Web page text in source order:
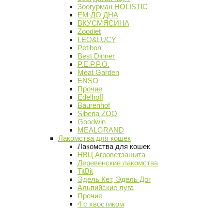
Зоогурман HOLISTIC
ЕМ ДО ДНА
ВКУСМЯСИНА
Zoodiet
LEO&LUCY
Petibon
Best Dinner
P.E.P.P.O.
Meat Garden
ENSO
Прочие
Edelhoff
Baurenhof
Siberia ZOO
Goodwin
MEALGRAND
Лакомства для кошек
Лакомства для кошек
НВЦ Агроветзащита
Деревенские лакомства
TitBit
Эдель Кет, Эдель Дог
Альпийские луга
Прочие
4 с хвостиком